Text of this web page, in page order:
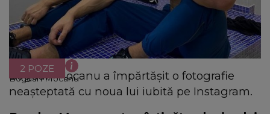
Bogdan Mocanu
2 POZE
Bogdan Mocanu a împărtășit o fotografie
neașteptată cu noua lui iubită pe Instagram.